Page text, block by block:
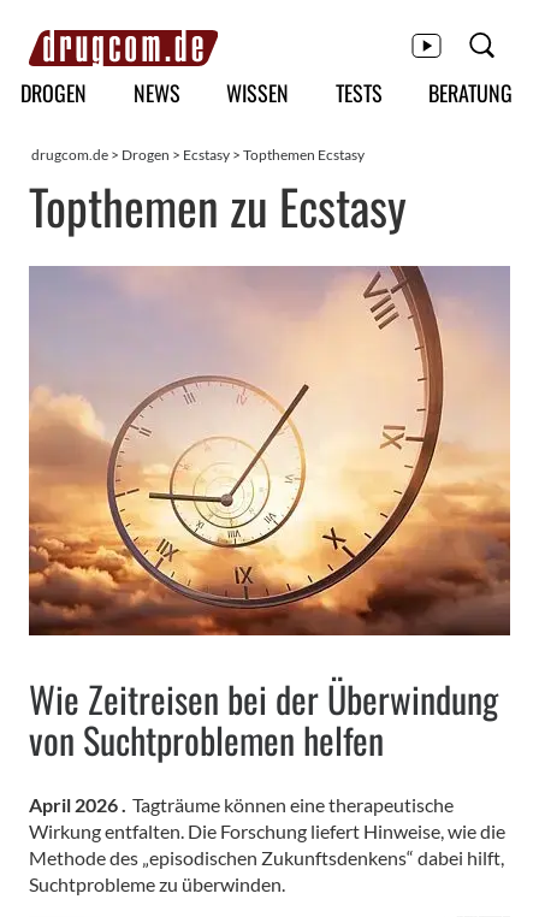
Hauptmenü
DROGEN NEWS WISSEN TESTS BERATUNG
drugcom.de > Drogen > Ecstasy > Topthemen Ecstasy
Topthemen zu Ecstasy
Wie Zeitreisen bei der Überwindung
von Suchtproblemen helfen
April 2026 . Tagträume können eine therapeutische
Wirkung entfalten. Die Forschung liefert Hinweise, wie die
Methode des „episodischen Zukunftsdenkens“ dabei hilft,
Suchtprobleme zu überwinden.